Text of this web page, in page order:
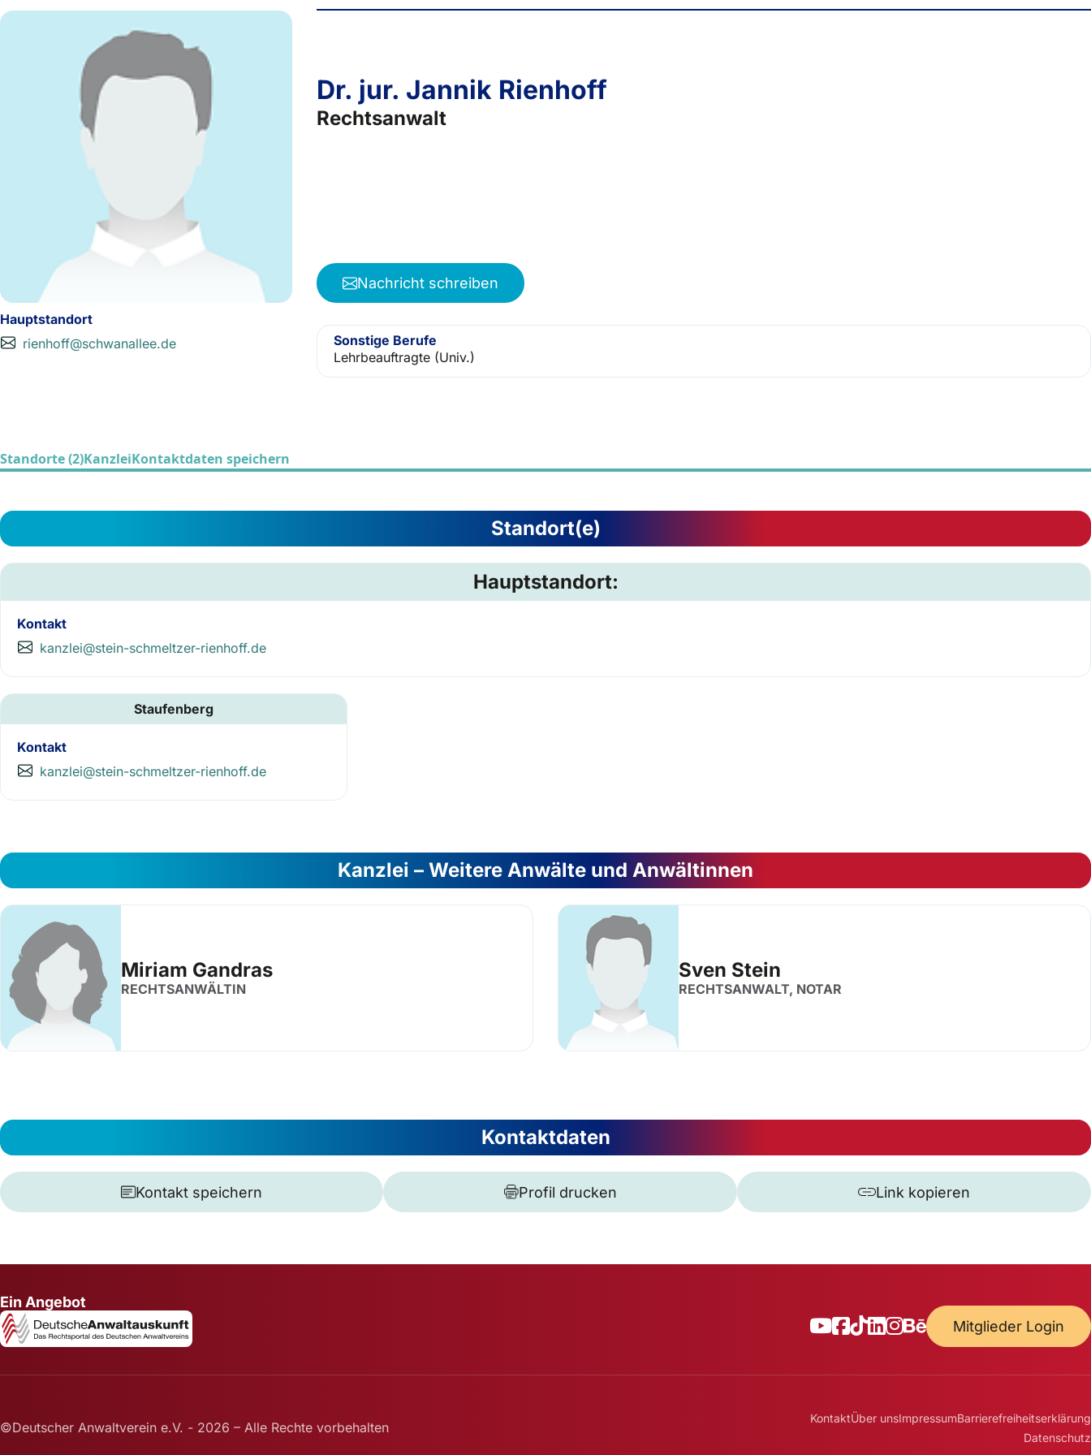
Hauptstandort
rienhoff@schwanallee.de
Dr. jur. Jannik Rienhoff
Rechtsanwalt
Nachricht schreiben
Sonstige Berufe
Lehrbeauftragte (Univ.)
Standorte (2)KanzleiKontaktdaten speichern
Standort(e)
Hauptstandort:
Kontakt
kanzlei@stein-schmeltzer-rienhoff.de
Staufenberg
Kontakt
kanzlei@stein-schmeltzer-rienhoff.de
Kanzlei – Weitere Anwälte und Anwältinnen
Miriam Gandras
RECHTSANWÄLTIN
Sven Stein
RECHTSANWALT, NOTAR
Kontaktdaten
Kontakt speichern Profil drucken Link kopieren
Ein Angebot
Mitglieder Login
KontaktÜber unsImpressumBarrierefreiheitserklärung
Datenschutz
©Deutscher Anwaltverein e.V. - 2026 – Alle Rechte vorbehalten